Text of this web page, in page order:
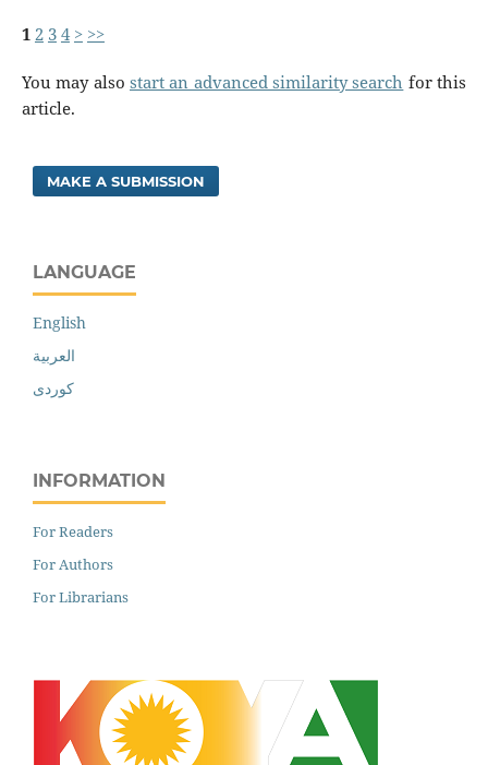
12 34 > >>
You may also start an advanced similarity search for this
article.
MAKE A SUBMISSION
LANGUAGE
English
العربية
کوردی
INFORMATION
For Readers
For Authors
For Librarians